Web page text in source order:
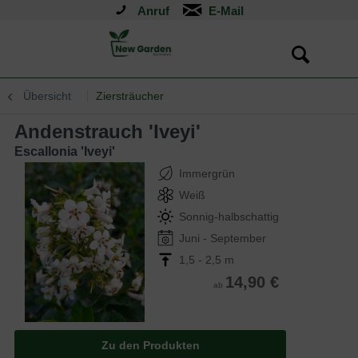
Anruf
Übersicht Ziersträucher
Andenstrauch 'Iveyi'
Escallonia 'Iveyi'
Immergrün
Weiß
Sonnig-halbschattig
Juni - September
1,5 - 2,5 m
ab 14,90 €
Zu den Produkten